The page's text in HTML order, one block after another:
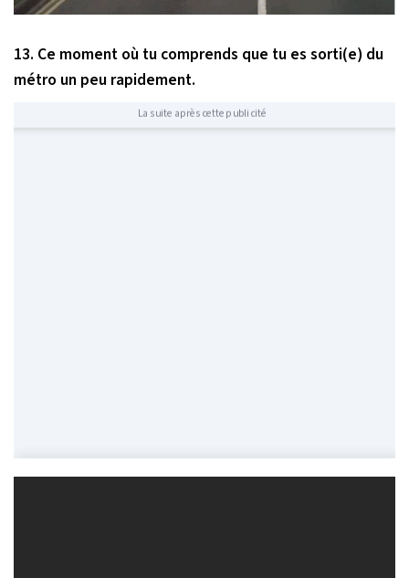
13. Ce moment où tu comprends que tu es sorti(e) du
métro un peu rapidement.
La suite après cette publicité